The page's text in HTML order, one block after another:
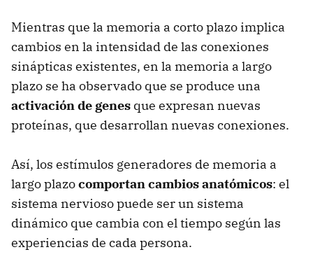
Mientras que la memoria a corto plazo implica
cambios en la intensidad de las conexiones
sinápticas existentes, en la memoria a largo
plazo se ha observado que se produce una
activación de genes que expresan nuevas
proteínas, que desarrollan nuevas conexiones.
Así, los estímulos generadores de memoria a
largo plazocomportan cambios anatómicos: el
sistema nervioso puede ser un sistema
dinámico que cambia con el tiempo según las
experiencias de cada persona.